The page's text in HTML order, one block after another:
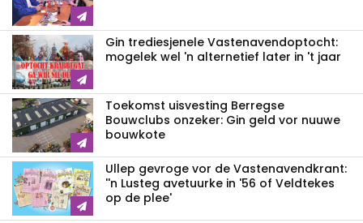
Gin trediesjenele Vastenavend­optocht:
mogelek wel 'n alternetief later in 't jaar
Toekomst uisvesting Berregse
Bouwclubs onzeker: Gin geld vor nuuwe
bouwkote
Ullep gevroge vor de Vastenavend­krant:
''n Lusteg avetuurke in '56 of Veldtekes
op de plee'